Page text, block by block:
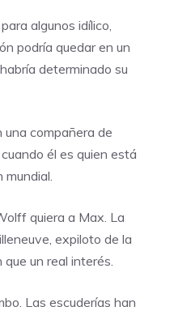
algunos idílico,
podría quedar en un
determinado su
una compañera de
él es quien está
mundial.
quiera a Max. La
expiloto de la
un real interés.
Las escuderías han